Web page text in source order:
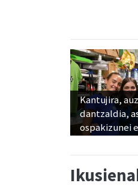
Kantujira,
dantzaldia,
ospakizunei